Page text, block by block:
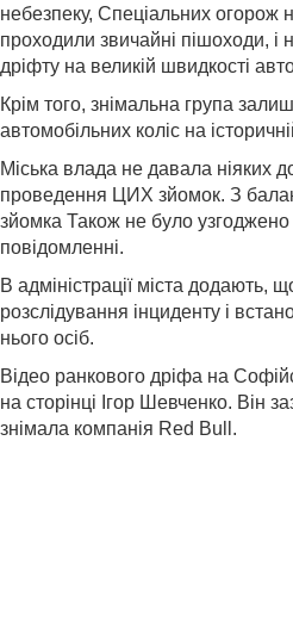
небезпеку, Спеціальних огорож
проходили звичайні пішоходи, і
дріфту на великій швидкості
Крім того, знімальна група
автомобільних коліс на
Міська влада не давала ніяких
проведення ЦИХ зйомок. З
зйомка Також не було узгоджено
повідомленні.
В адміністрації міста додають,
розслідування інциденту і
нього осіб.
Відео ранкового дріфа на
на сторінці Ігор Шевченко. Він
знімала компанія Red Bull.